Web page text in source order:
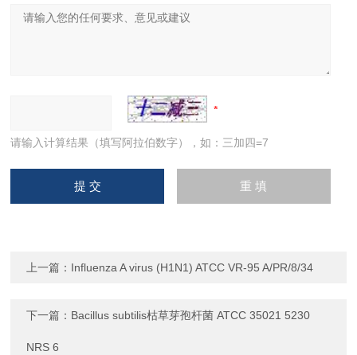
请输入计算结果（填写阿拉伯数字），如：三加四=7
上一篇： Influenza A virus (H1N1) ATCC VR-95 A/PR/8/34
下一篇： Bacillus subtilis枯草芽孢杆菌 ATCC 35021 5230
NRS 6